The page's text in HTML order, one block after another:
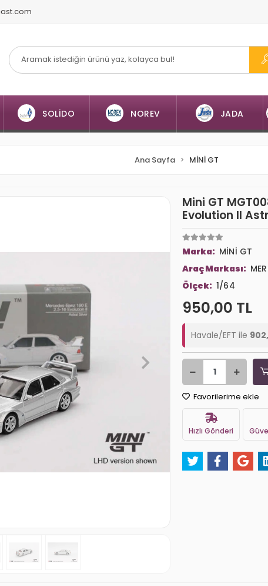
SOLİDO NOREV JADA
Ana Sayfa MİNİ GT
Mini GT
Evolution II
Marka: MİNİ GT
Araç Markası:
Ölçek: 1/64
950,00 TL
Havale/EFT ile
Favorilerime ekle
Hızlı Gönderi